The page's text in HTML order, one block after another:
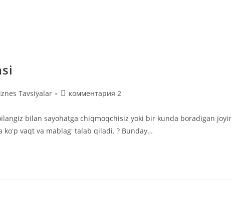
Tavsiyalar
Комментарии
записи:
комментария 2
bilan sayohatga chiqmoqchisiz yoki bir kunda boradigan
vaqt va mablagʻ talab qiladi. ? Bunday…